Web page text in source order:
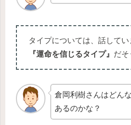
タイプについては、話して
『運命を信じるタイプ』 だそ
倉岡利樹さんはどん
あるのかな？